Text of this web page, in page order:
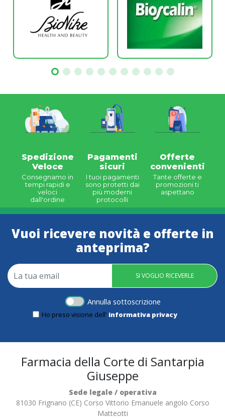
Spedizione
Veloce
Consegnamo in
tempi rapidi e
veloci
dall'ordine
Pagamenti
sicuri
I tuoi pagamenti
sono protetti dai
più moderni
protocolli
Offerte
convenienti
Tante offerte e
promozioni ti
aspettano
Vuoi ricevere novità e offerte in
anteprima?
SI VOGLIO RICEVERLE
Ho preso visione dell' informativa privacy
Annulla sottoscrizione
Farmacia della Corte di Santarpia
Giuseppe
Sede legale / operativa
81030 Frignano (CE) Corso Vittorio Emanuele angolo Corso
Matteotti